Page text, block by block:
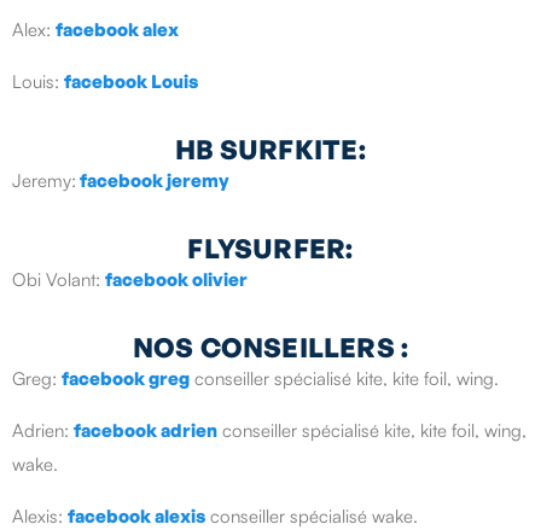
Alex: facebook alex
Louis: facebook Louis
HB SURFKITE:
Jeremy: facebook jeremy
FLYSURFER:
Obi Volant: facebook olivier
NOS CONSEILLERS :
Greg: facebook greg conseiller spécialisé kite, kite foil, wing.
Adrien: facebook adrien conseiller spécialisé kite, kite foil, wing,
wake.
Alexis: facebook alexis conseiller spécialisé wake.